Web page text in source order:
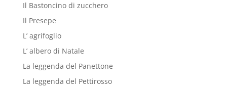
Il Bastoncino di zucchero
Il Presepe
L’ agrifoglio
L’ albero di Natale
La leggenda del Panettone
La leggenda del Pettirosso